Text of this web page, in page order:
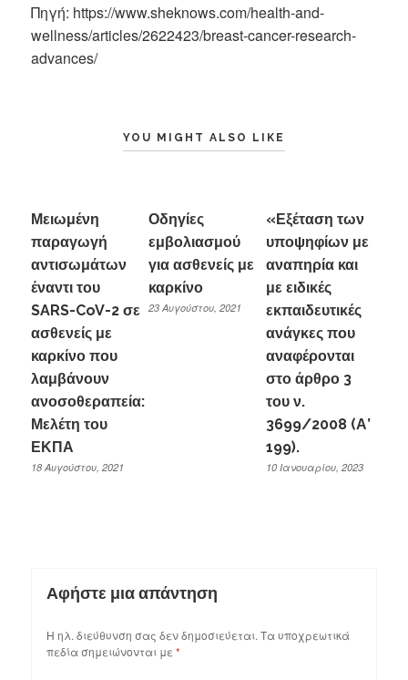
Πηγή: https://www.sheknows.com/health-and-
wellness/articles/2622423/breast-cancer-research-
advances/
YOU MIGHT ALSO LIKE
Μειωμένη
παραγωγή
αντισωμάτων
έναντι του
SARS-CoV-2 σε
ασθενείς με
καρκίνο που
λαμβάνουν
ανοσοθεραπεία:
Μελέτη του
ΕΚΠΑ
18 Αυγούστου, 2021
Οδηγίες
εμβολιασμού
για ασθενείς με
καρκίνο
23 Αυγούστου, 2021
«Εξέταση των
υποψηφίων με
αναπηρία και
με ειδικές
εκπαιδευτικές
ανάγκες που
αναφέρονται
στο άρθρο 3
του ν.
3699/2008 (Α’
199).
10 Ιανουαρίου, 2023
Αφήστε μια απάντηση
Η ηλ. διεύθυνση σας δεν δημοσιεύεται. Τα υποχρεωτικά
πεδία σημειώνονται με *